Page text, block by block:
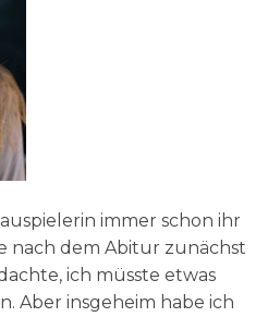
immer schon ihr
nach dem Abitur zunächst
ich müsste etwas
Aber insgeheim habe ich